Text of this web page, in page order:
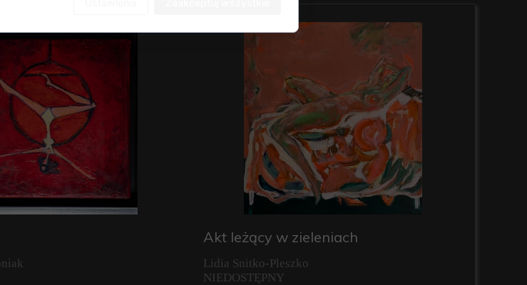
Akt leżący w zieleniach
Lidia Snitko-Pleszko
NIEDOSTĘPNY